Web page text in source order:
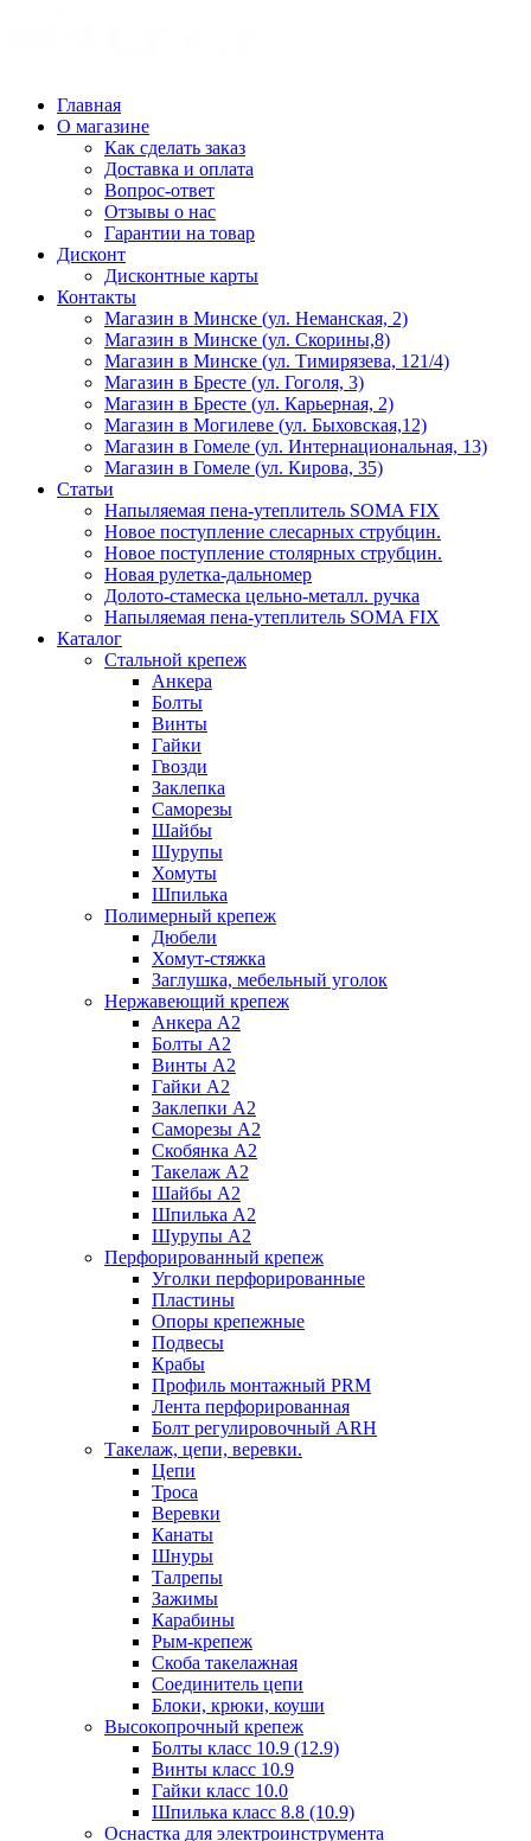
Главная
О магазине
Как сделать заказ
Доставка и оплата
Вопрос-ответ
Отзывы о нас
Гарантии на товар
Дисконт
Дисконтные карты
Контакты
Магазин в Минске (ул. Неманская, 2)
Магазин в Минске (ул. Скорины,8)
Магазин в Минске (ул. Тимирязева, 121/4)
Магазин в Бресте (ул. Гоголя, 3)
Магазин в Бресте (ул. Карьерная, 2)
Магазин в Могилеве (ул. Быховская,12)
Магазин в Гомеле (ул. Интернациональная, 13)
Магазин в Гомеле (ул. Кирова, 35)
Статьи
Напыляемая пена-утеплитель SOMA FIX
Новое поступление слесарных струбцин.
Новое поступление столярных струбцин.
Новая рулетка-дальномер
Долото-стамеска цельно-металл. ручка
Напыляемая пена-утеплитель SOMA FIX
Каталог
Стальной крепеж
Анкера
Болты
Винты
Гайки
Гвозди
Заклепка
Саморезы
Шайбы
Шурупы
Хомуты
Шпилька
Полимерный крепеж
Дюбели
Хомут-стяжка
Заглушка, мебельный уголок
Нержавеющий крепеж
Анкера А2
Болты А2
Винты А2
Гайки А2
Заклепки А2
Саморезы А2
Скобянка А2
Такелаж А2
Шайбы А2
Шпилька А2
Шурупы А2
Перфорированный крепеж
Уголки перфорированные
Пластины
Опоры крепежные
Подвесы
Крабы
Профиль монтажный PRM
Лента перфорированная
Болт регулировочный ARH
Такелаж, цепи, веревки.
Цепи
Троса
Веревки
Канаты
Шнуры
Талрепы
Зажимы
Карабины
Рым-крепеж
Скоба такелажная
Соединитель цепи
Блоки, крюки, коуши
Высокопрочный крепеж
Болты класс 10.9 (12.9)
Винты класс 10.9
Гайки класс 10.0
Шпилька класс 8.8 (10.9)
Оснастка для электроинструмента